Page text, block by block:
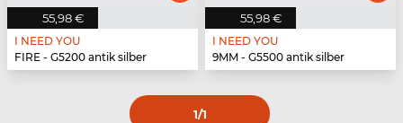
55,98 €
I NEED YOU
FIRE - G5200 antik silber
55,98 €
I NEED YOU
9MM - G5500 antik silber
1/1